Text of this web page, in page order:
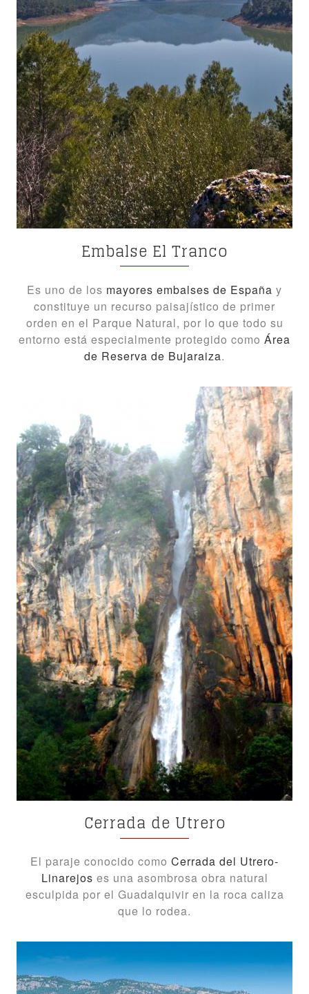
Embalse El Tranco
Es uno de los mayores embalses de España y
constituye un recurso paisajístico de primer
orden en el Parque Natural, por lo que todo su
entorno está especialmente protegido como Área
de Reserva de Bujaraiza.
Cerrada de Utrero
El paraje conocido como Cerrada del Utrero-
Linarejos es una asombrosa obra natural
esculpida por el Guadalquivir en la roca caliza
que lo rodea.